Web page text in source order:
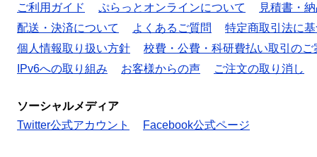
ご利用ガイド
ぷらっとオンラインについて
見積書・
配送・決済について
よくあるご質問
特定商取引法に
個人情報取り扱い方針
校費・公費・科研費払い取引のご
IPv6への取り組み
お客様からの声 ご注文の取り消し
ソーシャルメディア
Twitter公式アカウント
Facebook公式ページ